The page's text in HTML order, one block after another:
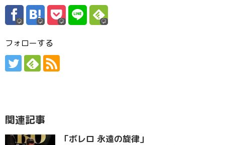
フォローする
関連記事
「ボレロ 永遠の旋律」